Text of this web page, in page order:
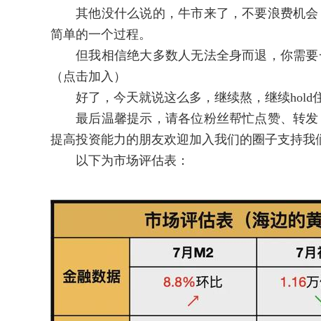
其他没什么说的，牛市来了，不要浪费机会
简单的一个过程。
但我相信绝大多数人无法全身而退，你需要
（点击加入）
好了，今天就说这么多，继续熬，继续hold
最后温馨提示，请各位粉丝帮忙点赞、转发
提高投资能力的朋友欢迎加入我们的圈子支持我
以下为市场评估表：